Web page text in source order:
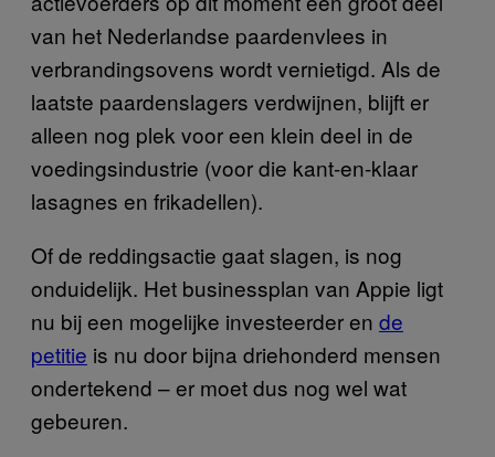
van het Nederlandse paardenvlees in
verbrandingsovens wordt vernietigd. Als de
laatste paardenslagers verdwijnen, blijft er
alleen nog plek voor een klein deel in de
voedingsindustrie (voor die kant-en-klaar
lasagnes en frikadellen).
Of de reddingsactie gaat slagen, is nog
onduidelijk. Het businessplan van Appie ligt
nu bij een mogelijke investeerder en de
petitie is nu door bijna driehonderd mensen
ondertekend – er moet dus nog wel wat
gebeuren.